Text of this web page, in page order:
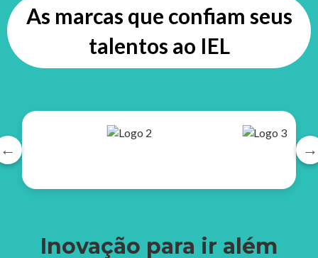
As marcas que confiam seus
talentos ao IEL
← →
Inovação para ir além